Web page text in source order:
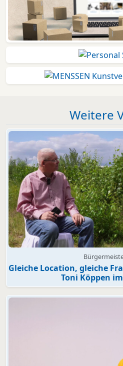
Weitere
Gleiche Location, gleiche
Toni Köppen